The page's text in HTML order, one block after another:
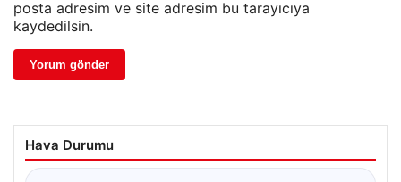
posta adresim ve site adresim bu tarayıcıya
kaydedilsin.
Hava Durumu